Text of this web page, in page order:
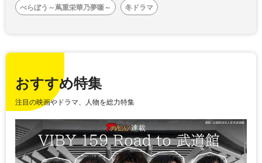
べらぼう～蔦重栄華乃夢噺～
冬ドラマ
おすすめ特集
注目の映画やドラマ、人物を総力特集